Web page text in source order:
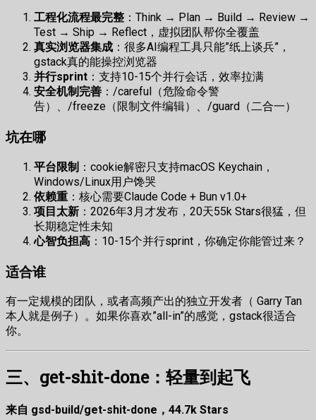
工程化流程最完整 ：Think → Plan → Build → Review →
Test → Ship → Reflect，虚拟团队帮你全覆盖
真实浏览器集成 ：很多AI编程工具只能”纸上谈兵”，
gstack真的能操控浏览器
并行sprint ：支持10-15个并行会话，效率拉满
安全机制完善 ：/careful（危险命令警
告）、/freeze（限制文件编辑）、/guard（二合一）
坑在哪
平台限制 ：cookie解密只支持macOS Keychain，
Windows/Linux用户馋哭
依赖重 ：核心需要Claude Code + Bun v1.0+
项目太新 ：2026年3月才发布，20天55k Stars很猛，但
长期稳定性未知
心智负担高 ：10-15个并行sprint，你确定你能管过来？
适合谁
有一定规模的团队，或者高频产出的独立开发者（ Garry Tan
本人就是例子）。如果你喜欢”all-in”的感觉，gstack很适合
你。
三、get-shit-done：轻量到起飞
来自 gsd-build/get-shit-done，44.7k Stars